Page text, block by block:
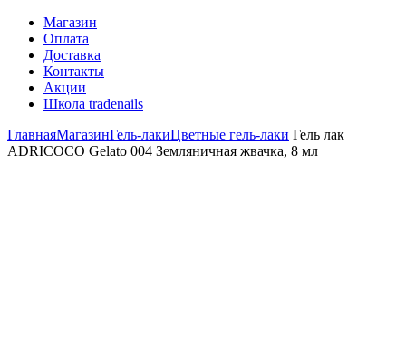
Магазин
Оплата
Доставка
Контакты
Акции
Школа tradenails
ГлавнаяМагазинГель-лакиЦветные гель-лаки Гель лак
ADRICOCO Gelato 004 Земляничная жвачка, 8 мл